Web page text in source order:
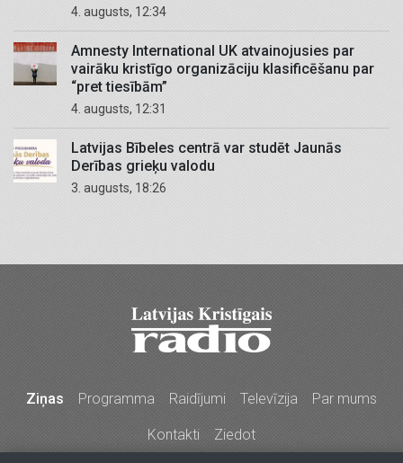
4. augusts, 12:34
Amnesty International UK atvainojusies par
vairāku kristīgo organizāciju klasificēšanu par
“pret tiesībām”
4. augusts, 12:31
Latvijas Bībeles centrā var studēt Jaunās
Derības grieķu valodu
3. augusts, 18:26
Ziņas Programma Raidījumi Televīzija Par mums
Kontakti Ziedot